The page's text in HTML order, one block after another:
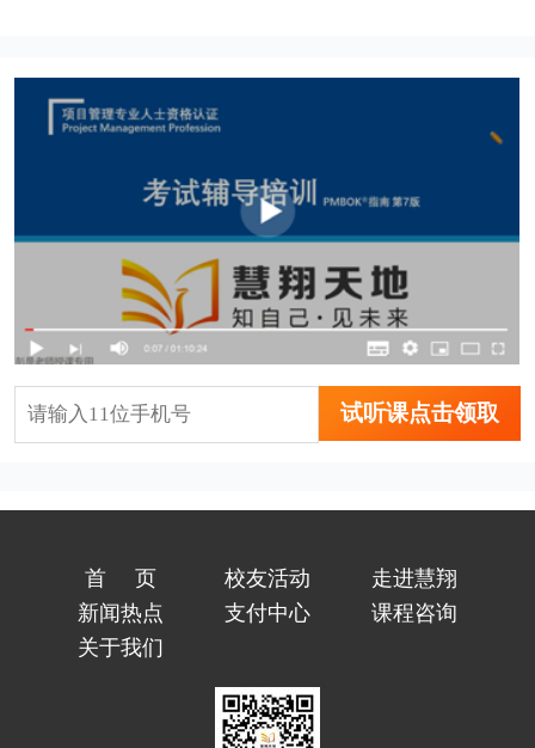
试听课点击领取
首页 校友活动
走进慧翔
新闻热点
支付中心
课程咨询
关于我们